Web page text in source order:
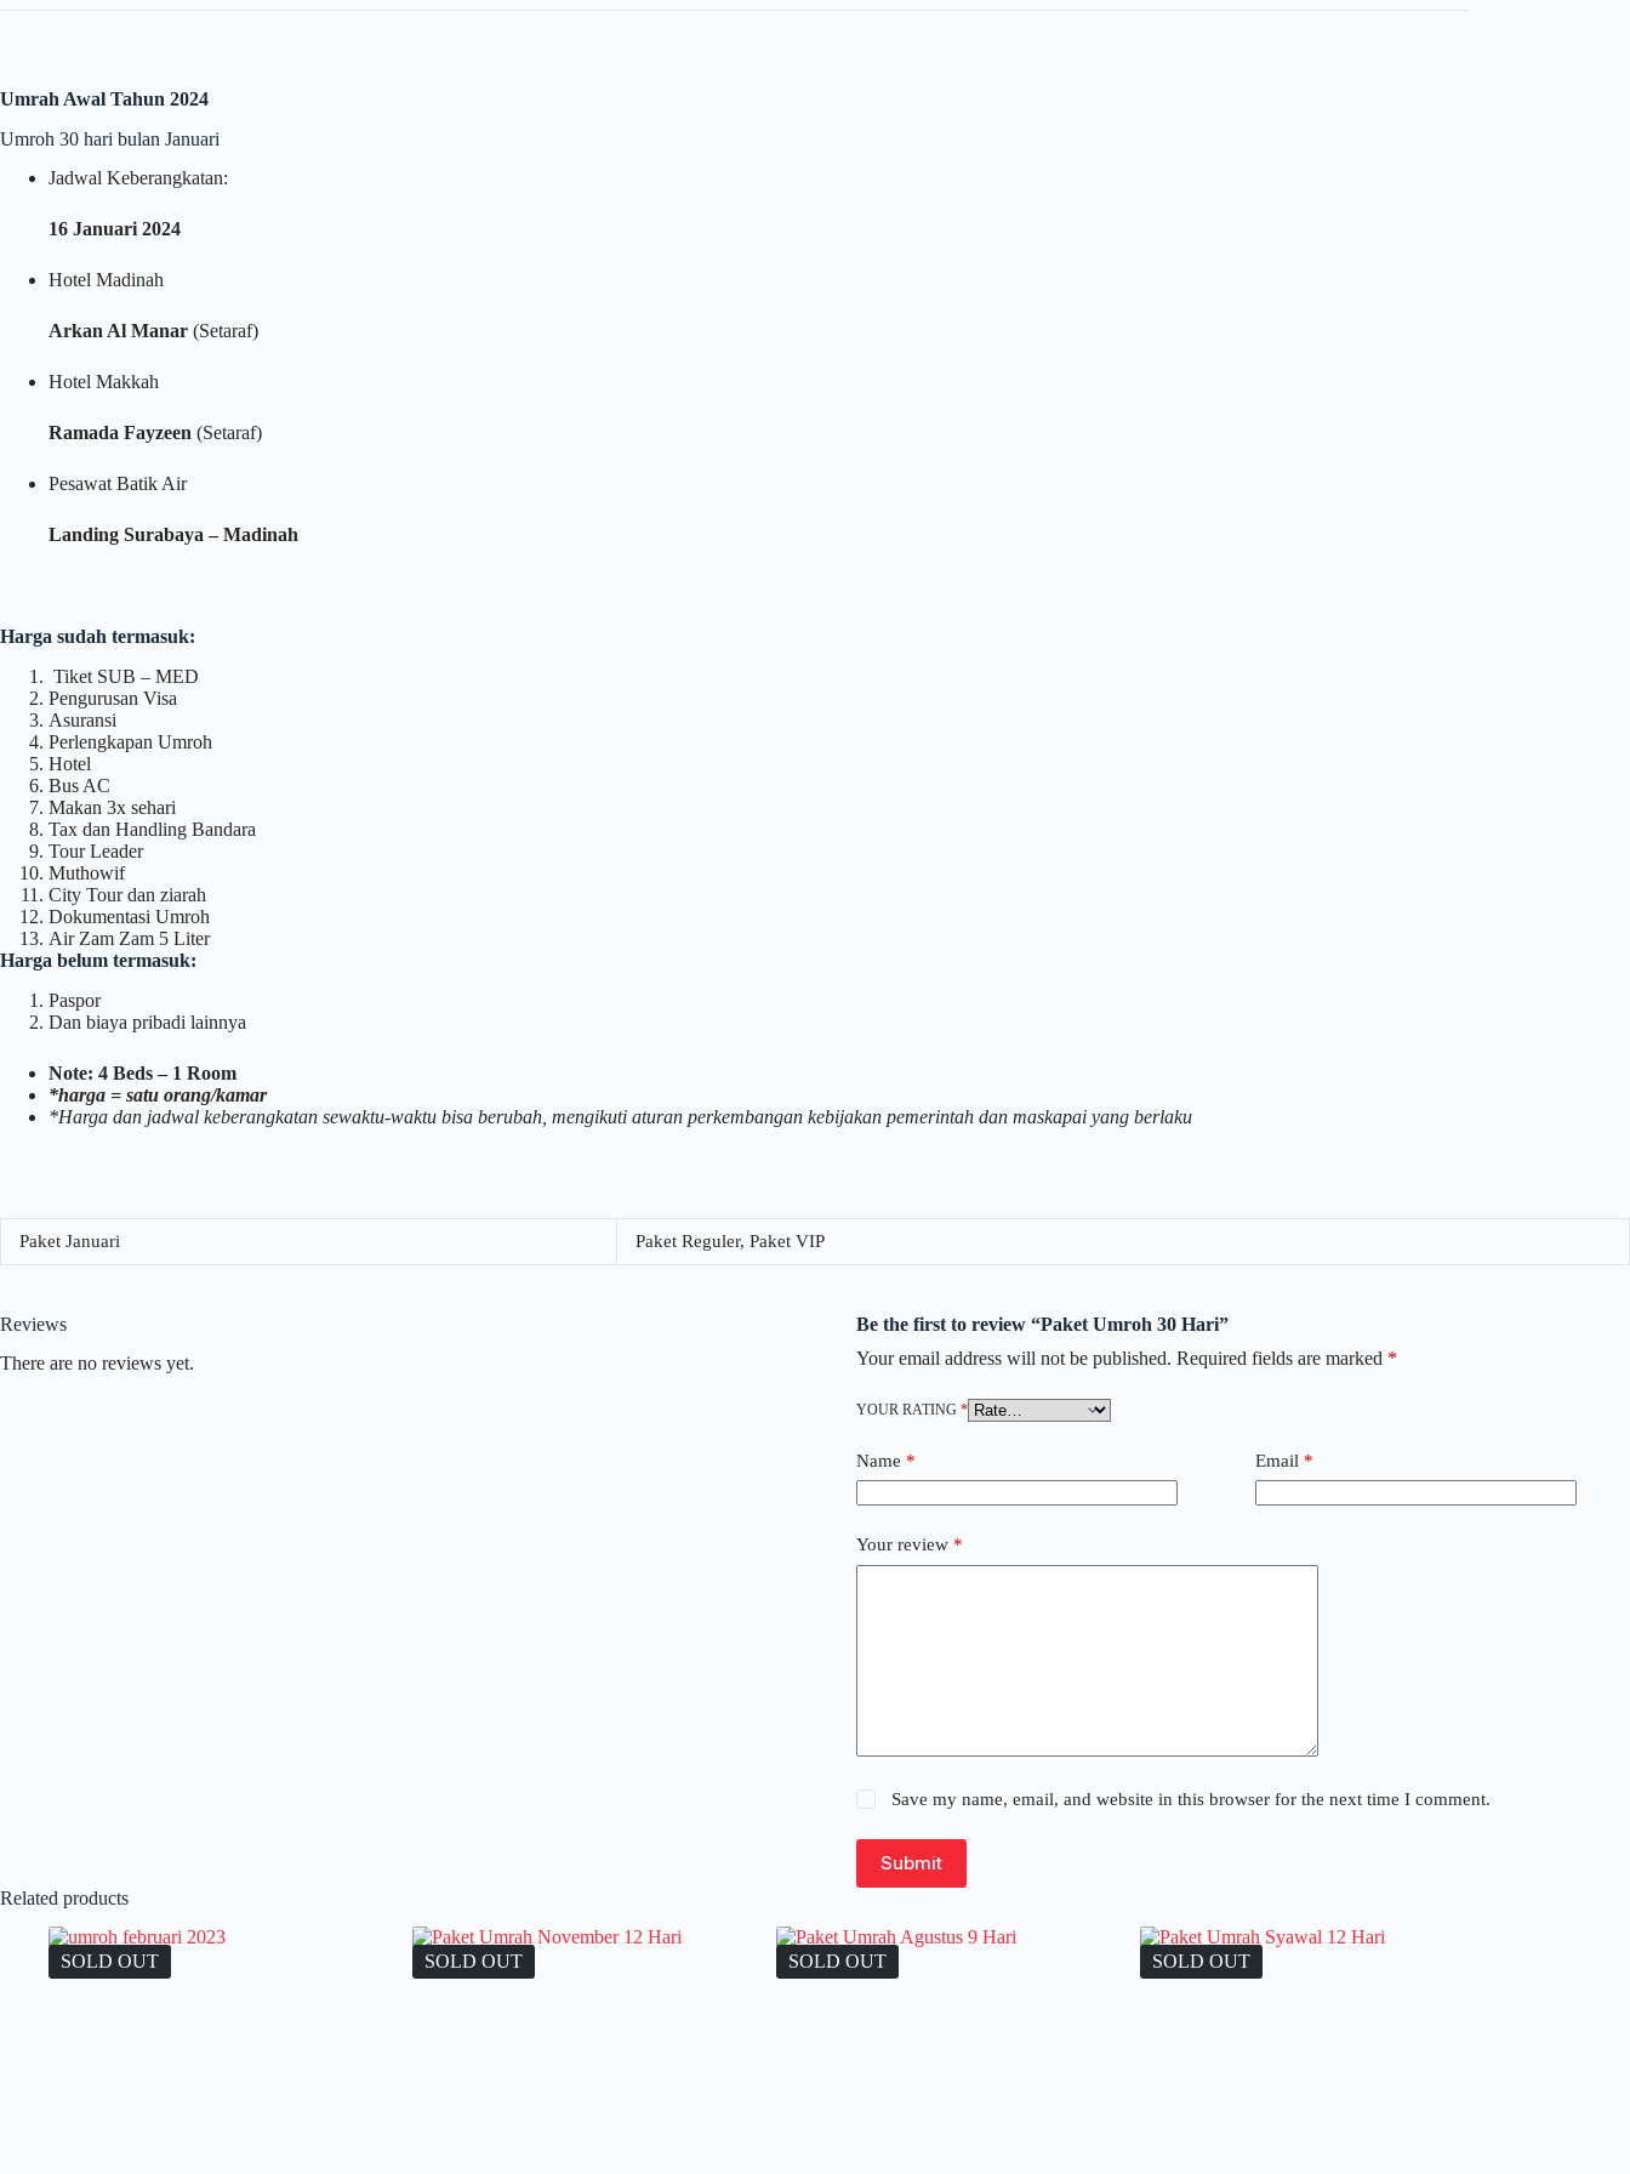
Umrah Awal Tahun 2024
Umroh 30 hari bulan Januari
Jadwal Keberangkatan:
16 Januari 2024
Hotel Madinah
Arkan Al Manar (Setaraf)
Hotel Makkah
Ramada Fayzeen (Setaraf)
Pesawat Batik Air
Landing Surabaya – Madinah
Harga sudah termasuk:
Tiket SUB – MED
Pengurusan Visa
Asuransi
Perlengkapan Umroh
Hotel
Bus AC
Makan 3x sehari
Tax dan Handling Bandara
Tour Leader
Muthowif
City Tour dan ziarah
Dokumentasi Umroh
Air Zam Zam 5 Liter
Harga belum termasuk:
Paspor
Dan biaya pribadi lainnya
Note: 4 Beds – 1 Room
*harga = satu orang/kamar
*Harga dan jadwal keberangkatan sewaktu-waktu bisa berubah, mengikuti aturan perkembangan kebijakan pemerintah dan maskapai yang berlaku
Paket Januari Paket Reguler, Paket VIP
Reviews
There are no reviews yet.
Be the first to review “Paket Umroh 30 Hari”
Your email address will not be published. Required fields are marked *
YOUR RATING *
Name * Email *
Your review *
Save my name, email, and website in this browser for the next time I comment.
Submit
Related products
SOLD OUT SOLD OUT SOLD OUT SOLD OUT